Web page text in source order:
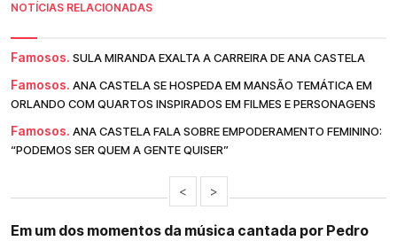
NOTÍCIAS RELACIONADAS
Famosos. SULA MIRANDA EXALTA A CARREIRA DE ANA CASTELA
Famosos. ANA CASTELA SE HOSPEDA EM MANSÃO TEMÁTICA EM
ORLANDO COM QUARTOS INSPIRADOS EM FILMES E PERSONAGENS
Famosos. ANA CASTELA FALA SOBRE EMPODERAMENTO FEMININO:
“PODEMOS SER QUEM A GENTE QUISER”
< >
Em um dos momentos da música cantada por Pedro